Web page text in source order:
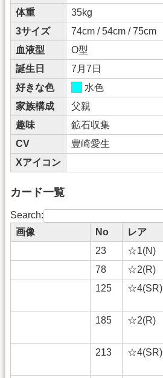
体重
35kg
3サイズ
74cm / 54cm / 75cm
血液型
O型
誕生日
7月7日
好きな色
水色
家族構成
父親
趣味
鉱石収集
CV
豊崎愛生
Xアイコン
カード一覧
Search:
画像
No レア
23
☆1(N)
78
☆2(R)
125
☆4(SR)
185
☆2(R)
213
☆4(SR)